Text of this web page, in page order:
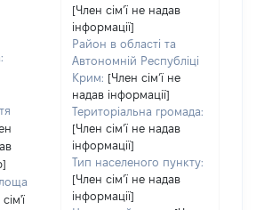
[Член сімʼї не надав
інформації]
Район в області та
Автономній Республіці
Крим: [Член сімʼї не
надав інформації]
Територіальна громада:
[Член сімʼї не надав
інформації]
Тип населеного пункту:
[Член сімʼї не надав
інформації]